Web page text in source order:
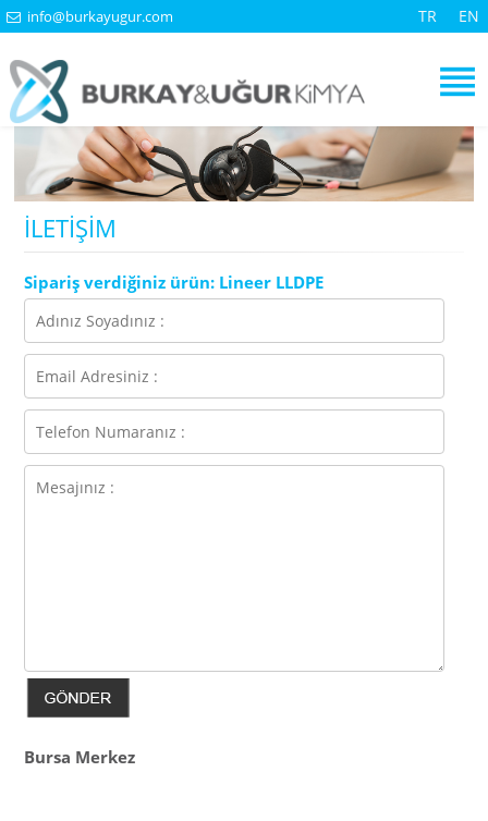
info@burkayugur.com TR EN
İLETİŞİM
Sipariş verdiğiniz ürün: Lineer LLDPE
Bursa Merkez